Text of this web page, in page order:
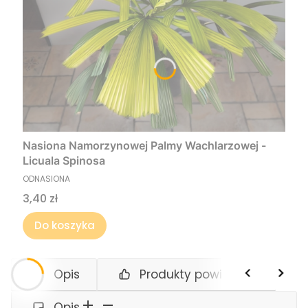
Nasiona Namorzynowej Palmy Wachlarzowej -
Licuala Spinosa
PRODUCENT
ODNASIONA
Cena
3,40 zł
Do koszyka
Opis
Produkty powiązane